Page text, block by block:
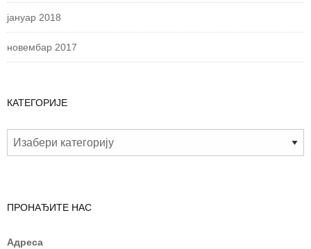
јануар 2018
новембар 2017
КАТЕГОРИЈЕ
ПРОНАЂИТЕ НАС
Адреса